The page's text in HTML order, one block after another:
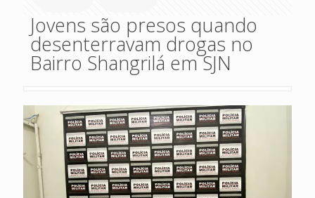
Jovens são presos quando
desenterravam drogas no
Bairro Shangrilá em SJN